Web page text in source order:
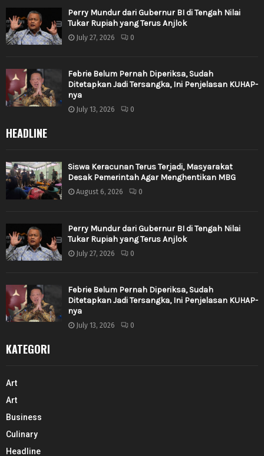
Perry Mundur dari Gubernur BI di Tengah Nilai
Tukar Rupiah yang Terus Anjlok
July 27, 2026 0
Febrie Belum Pernah Diperiksa, Sudah
Ditetapkan Jadi Tersangka, Ini Penjelasan KUHAP-
nya
July 13, 2026 0
HEADLINE
Siswa Keracunan Terus Terjadi, Masyarakat
Desak Pemerintah Agar Menghentikan MBG
August 6, 2026 0
Perry Mundur dari Gubernur BI di Tengah Nilai
Tukar Rupiah yang Terus Anjlok
July 27, 2026 0
Febrie Belum Pernah Diperiksa, Sudah
Ditetapkan Jadi Tersangka, Ini Penjelasan KUHAP-
nya
July 13, 2026 0
KATEGORI
Art
Art
Business
Culinary
Headline